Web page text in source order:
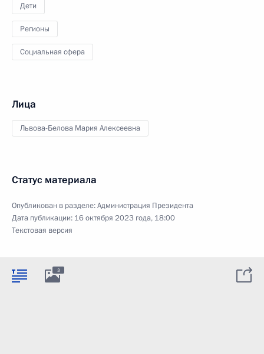
Дети
Регионы
Социальная сфера
Лица
Львова-Белова Мария Алексеевна
Статус материала
Опубликован в разделе:Администрация Президента
Дата публикации: 16 октября 2023 года, 18:00
Текстовая версия
3